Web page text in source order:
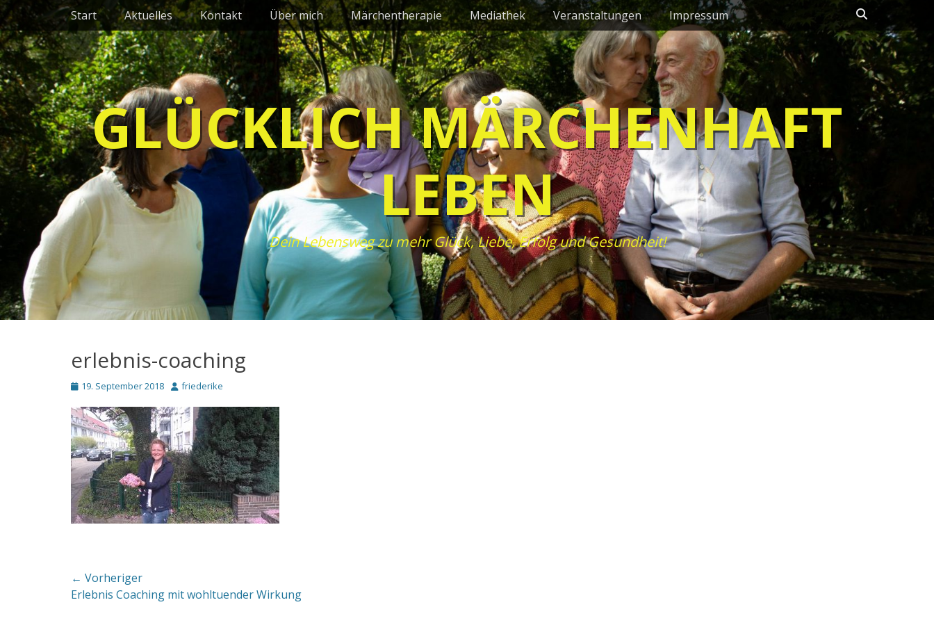
Zum
Inhalt
springen
Primäres Menü
Start Aktuelles Kontakt Über mich Märchentherapie Mediathek Veranstaltungen Impressum
GLÜCKLICH MÄRCHENHAFT
LEBEN
Dein Lebensweg zu mehr Glück, Liebe, Erfolg und Gesundheit!
erlebnis-coaching
Posted
19. September 2018 Autorfriederike
Beitragsnavigation
← Vorheriger
Vorheriger
Erlebnis Coaching mit wohltuender Wirkung